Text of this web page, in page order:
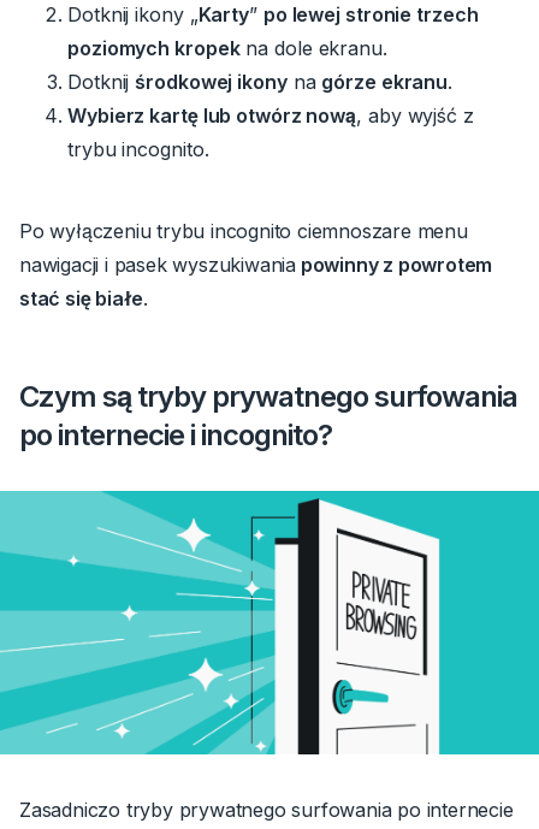
Dotknij ikony „Karty” po lewej stronie trzech
poziomych kropekna dole ekranu.
Dotknij środkowej ikonyna górze ekranu.
Wybierz kartę lub otwórz nową, aby wyjść z
trybu incognito.
Po wyłączeniu trybu incognito ciemnoszare menu
nawigacji i pasek wyszukiwania powinny z powrotem
stać się białe.
Czym są tryby prywatnego surfowania
po internecie i incognito?
Zasadniczo tryby prywatnego surfowania po internecie